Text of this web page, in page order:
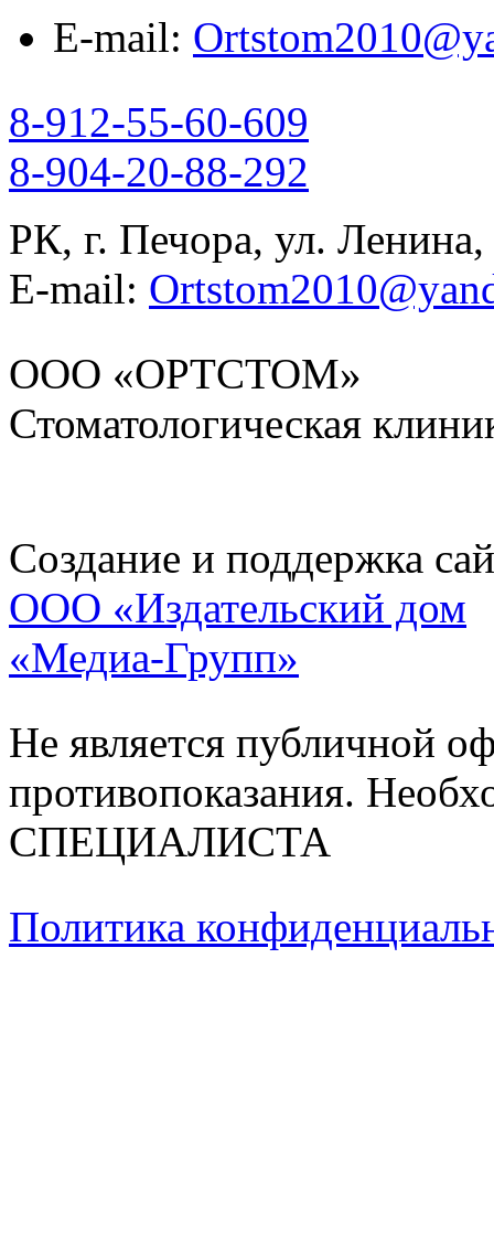
E-mail:
8-912-55-60-609
8-904-20-88-292
РК, г. Печора, ул. Ленина,
E-mail:
ООО «ОРТСТОМ»
Стоматологическая
Создание и поддержка
ООО «Издательский дом
«Медиа-Групп»
Не является публичной
противопоказания.
СПЕЦИАЛИСТА
Политика